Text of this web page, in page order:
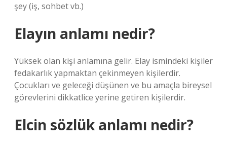
şey (iş, sohbet vb.)
Elayın anlamı nedir?
Yüksek olan kişi anlamına gelir. Elay ismindeki kişiler
fedakarlık yapmaktan çekinmeyen kişilerdir.
Çocukları ve geleceği düşünen ve bu amaçla bireysel
görevlerini dikkatlice yerine getiren kişilerdir.
Elcin sözlük anlamı nedir?